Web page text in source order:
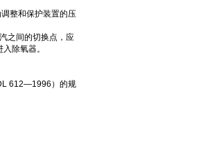
整和保护装置的压
之间的切换点，应
除氧器。
612—1996）的规